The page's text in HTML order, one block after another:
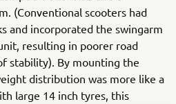
(Conventional scooters had
and incorporated the swingarm
resulting in poorer road
stability). By mounting the
distribution was more like a
large 14 inch tyres, this